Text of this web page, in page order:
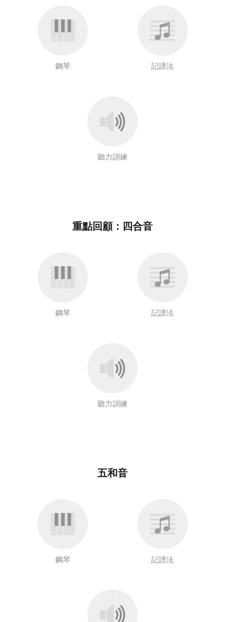
鋼琴 記譜法
聽力訓練
重點回顧：四合音
鋼琴 記譜法
聽力訓練
五和音
鋼琴 記譜法